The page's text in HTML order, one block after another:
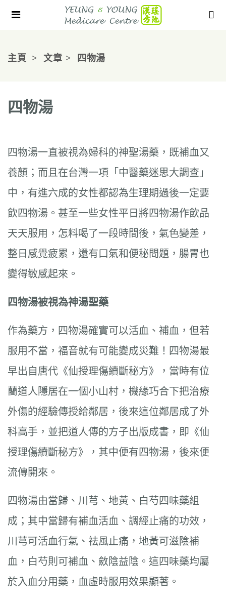
主頁 文章 四物湯
四物湯
四物湯一直被視為婦科的神聖湯藥，既補血又
養顏；而且在台灣一項「中醫藥迷思大調查」
中，有進六成的女性都認為生理期過後一定要
飲四物湯。甚至一些女性平日將四物湯作飲品
天天服用，怎料喝了一段時間後，氣色變差，
整日感覺疲累，還有口氣和便秘問題，腸胃也
變得敏感起來。
四物湯被視為神湯聖藥
作為藥方，四物湯確實可以活血、補血，但若
服用不當，福音就有可能變成災難！四物湯最
早出自唐代《仙授理傷續斷秘方》，當時有位
藺道人隱居在一個小山村，機緣巧合下把治療
外傷的經驗傳授給鄰居，後來這位鄰居成了外
科高手，並把道人傳的方子出版成書，即《仙
授理傷續斷秘方》，其中便有四物湯，後來便
流傳開來。
四物湯由當歸、川芎、地黃、白芍四味藥組
成；其中當歸有補血活血、調經止痛的功效，
川芎可活血行氣、祛風止痛，地黃可滋陰補
血，白芍則可補血、斂陰益陰。這四味藥均屬
於入血分用藥，血虛時服用效果顯著。